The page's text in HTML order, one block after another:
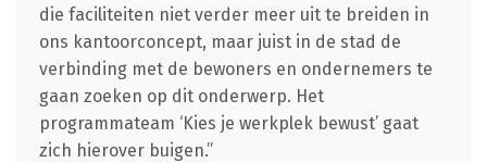
die faciliteiten niet verder meer uit te breiden in
ons kantoorconcept, maar juist in de stad de
verbinding met de bewoners en ondernemers te
gaan zoeken op dit onderwerp. Het
programmateam ‘Kies je werkplek bewust’ gaat
zich hierover buigen.”